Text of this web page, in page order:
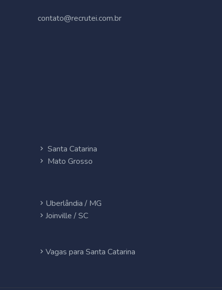
contato@recrutei.com.br
Santa Catarina
Mato Grosso
Uberlândia / MG
Joinville / SC
Vagas para Santa Catarina